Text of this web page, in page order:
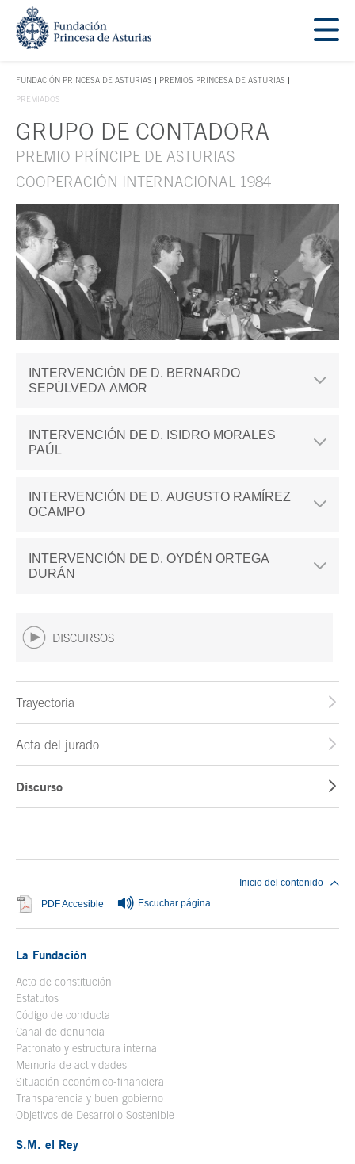
Saltar navegación. Ir directamente al contenido principal
FUNDACIÓN PRINCESA DE ASTURIAS
TECLA DE ACCESO 1
PREMIOS PRINCESA DE ASTURIAS
PREMIADOS
Contenido principal
GRUPO DE CONTADORA
PREMIO PRÍNCIPE DE ASTURIAS
COOPERACIÓN INTERNACIONAL 1984
INTERVENCIÓN DE D. BERNARDO
SEPÚLVEDA AMOR
INTERVENCIÓN DE D. ISIDRO MORALES
PAÚL
INTERVENCIÓN DE D. AUGUSTO RAMÍREZ
OCAMPO
INTERVENCIÓN DE D. OYDÉN ORTEGA
DURÁN
DISCURSOS
Trayectoria
Acta del jurado
Discurso
PDF Accesible Se abre en ventana nueva
Escuchar página
Inicio del contenido
La Fundación
Acto de constitución
Estatutos
Código de conducta
Canal de denuncia
Patronato y estructura interna
Memoria de actividades
Situación económico-financiera
Transparencia y buen gobierno
Objetivos de Desarrollo Sostenible
S.M. el Rey